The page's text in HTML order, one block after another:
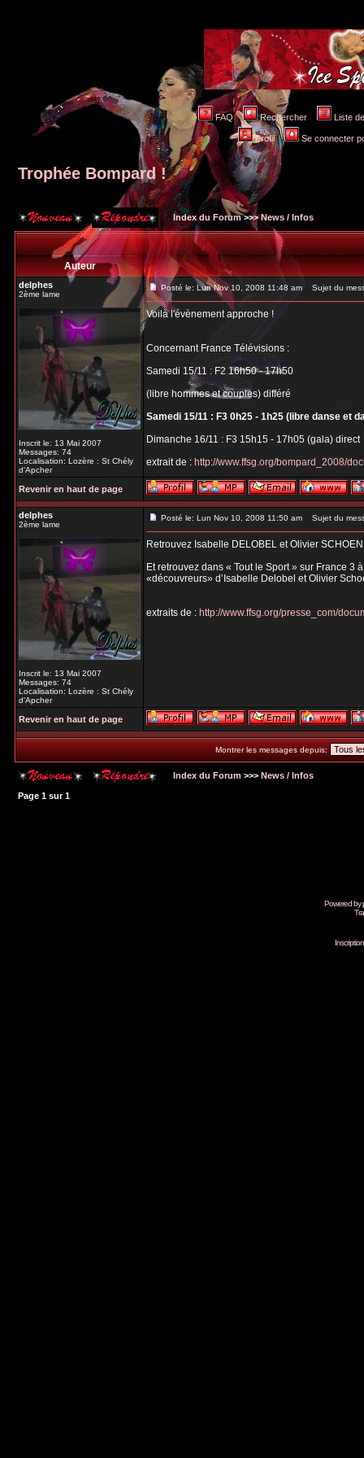
FAQ Rechercher Liste
Profil Se connecter
Trophée Bompard !
Index du Forum>>>News / Infos
Auteur
delphes
2ème lame
Inscrit le: 13 Mai 2007
Messages: 74
Localisation: Lozère : St Chély
d'Apcher
Posté le: Lun Nov 10, 2008 11:48 am Sujet du
Voilà l'évènement approche !
Concernant France Télévisions :
Samedi 15/11 : F2 16h50 - 17h50
(libre hommes et couples) différé
Samedi 15/11 : F3 0h25 - 1h25 (libre danse et
Dimanche 16/11 : F3 15h15 - 17h05 (gala) direct
extrait de :http://www.ffsg.org/bompard_2008/
Revenir en haut de page
delphes
2ème lame
Inscrit le: 13 Mai 2007
Messages: 74
Localisation: Lozère : St Chély
d'Apcher
Posté le: Lun Nov 10, 2008 11:50 am Sujet du
Retrouvez Isabelle DELOBEL et Olivier
Et retrouvez dans « Tout le Sport » sur France 3
«découvreurs» d’Isabelle Delobel et Olivier
extraits de :http://www.ffsg.org/presse_com/
Revenir en haut de page
Montrer les messages depuis:
Index du Forum >>> News / Infos
Page 1 sur1
Powered by